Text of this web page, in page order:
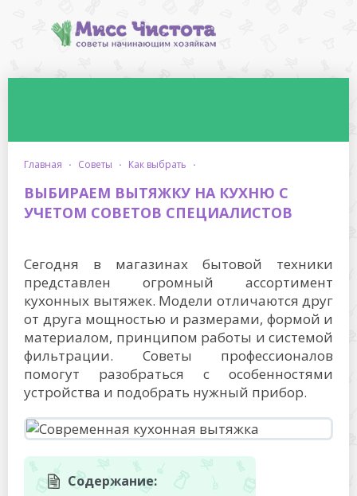
главная · советы · как выбрать ·
ВЫБИРАЕМ ВЫТЯЖКУ НА КУХНЮ С
УЧЕТОМ СОВЕТОВ СПЕЦИАЛИСТОВ
Сегодня в магазинах бытовой техники
представлен огромный ассортимент
кухонных вытяжек. Модели отличаются друг
от друга мощностью и размерами, формой и
материалом, принципом работы и системой
фильтрации. Советы профессионалов
помогут разобраться с особенностями
устройства и подобрать нужный прибор.
Содержание: